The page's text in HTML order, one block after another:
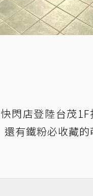
閃店登陸台茂
有鐵粉必收藏